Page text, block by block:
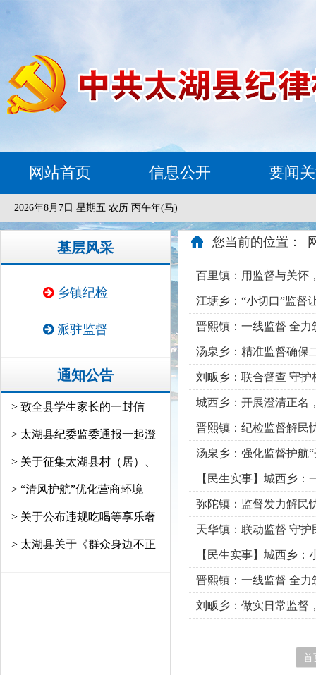
网站首页 信息公开 要闻
2026年8月7日 星期五 农历 丙午年(马)
基层风采
乡镇纪检
派驻监督
通知公告
> 致全县学生家长的一封信
> 太湖县纪委监委通报一起澄
> 关于征集太湖县村（居）、
> “清风护航”优化营商环境
> 关于公布违规吃喝等享乐奢
> 太湖县关于《群众身边不正
您当前的位置：
百里镇：用监督与关怀
江塘乡：“小切口”监督
晋熙镇：一线监督 全
汤泉乡：精准监督确保
刘畈乡：联合督查 守护
城西乡：开展澄清正名
晋熙镇：纪检监督解民
汤泉乡：强化监督护航“
【民生实事】城西乡
弥陀镇：监督发力解民
天华镇：联动监督 守护
【民生实事】城西乡：
晋熙镇：一线监督 全力
刘畈乡：做实日常监督
首